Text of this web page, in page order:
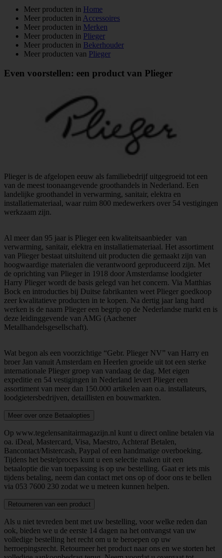
Meer producten in Home
Meer producten in Accessoires
Meer producten in Merken
Meer producten in Plieger
Meer producten in Bekerhouder
Meer producten van Plieger
Even voorstellen: een product van Plieger
Plieger is de afgelopen eeuw als familiebedrijf uitgegroeid tot een
van de meest toonaangevende groothandels in Nederland. Een
landelijke groothandel in verwarming, sanitair, elektra en
installatiemateriaal, waar ruim 800 medewerkers over 54 vestigingen
werkzaam zijn.
Al meer dan 95 jaar is Plieger een kwaliteitsaanbieder van
verwarming, sanitair, elektra en installatiemateriaal. Het assortiment
van Plieger bestaat uitsluitend uit producten die gemaakt zijn van
hoogwaardige materialen die verantwoord geproduceerd zijn. Met
de oprichting van Plieger in 1918 door Amsterdamse loodgieter
Harry Plieger wordt de basis gelegd van het concern. Via Matthias
Bock en introducties bij Duitse fabrikanten weet Plieger goedkoop
zeer kwalitatieve producten in te kopen. Na dertig jaar lang hard
werken is de naam Plieger een begrip op de Nederlandse markt en is
deze leidinggevende van AMG (Aachener
Metallhandelsgesellschaft).
Wat begon als een voorzichtige “Gebr. Plieger NV” van Harry en
broer Jan vanuit Amsterdam en Heerlen groeide uit tot een sterke
internationale Plieger groep van vandaag de dag. Met eigen
expeditie en 54 vestigingen in Nederland levert Plieger een
assortiment van meer dan 150.000 artikelen aan o.a. installateurs,
loodgietersbedrijven, detaillisten en bouwmarkten.
Meer over onze Betaalopties
Op www.tegelensanitairmagazijn.nl kunt u direct online betalen via
oa. iDeal, Mastercard, Visa, Maestro, Achteraf Betalen,
Bancontact/Mistercash, Paypal of een handmatige overboeking.
Tijdens het bestelproces kunt u een selectie maken uit een
betaaloptie die van toepassing is op uw bestelling. Gaat er iets mis
tijdens betaling, neem dan contact met ons op of door ons te bellen
via 053 7600 230 zodat we u meteen kunnen helpen.
Retourneren van een product
Als u niet tevreden bent met uw bestelling, voor welke reden dan
ook, bieden we u de eerste 14 dagen na het ontvangst van uw
volledige bestelling het recht om u te beroepen op uw
herroepingsrecht. Retourneer het product naar ons en we storten het